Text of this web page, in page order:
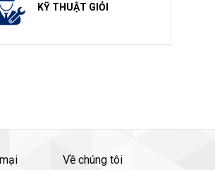
KỸ THUẬT GIỎI
Về chúng tôi